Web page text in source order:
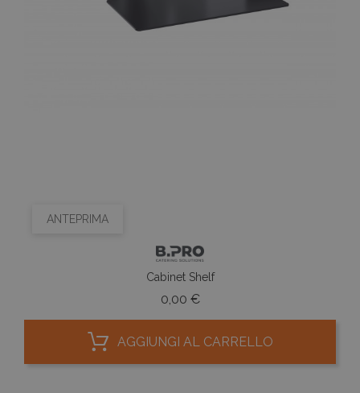
ANTEPRIMA
Cabinet Shelf
0,00 €Prezzo
AGGIUNGI AL CARRELLO